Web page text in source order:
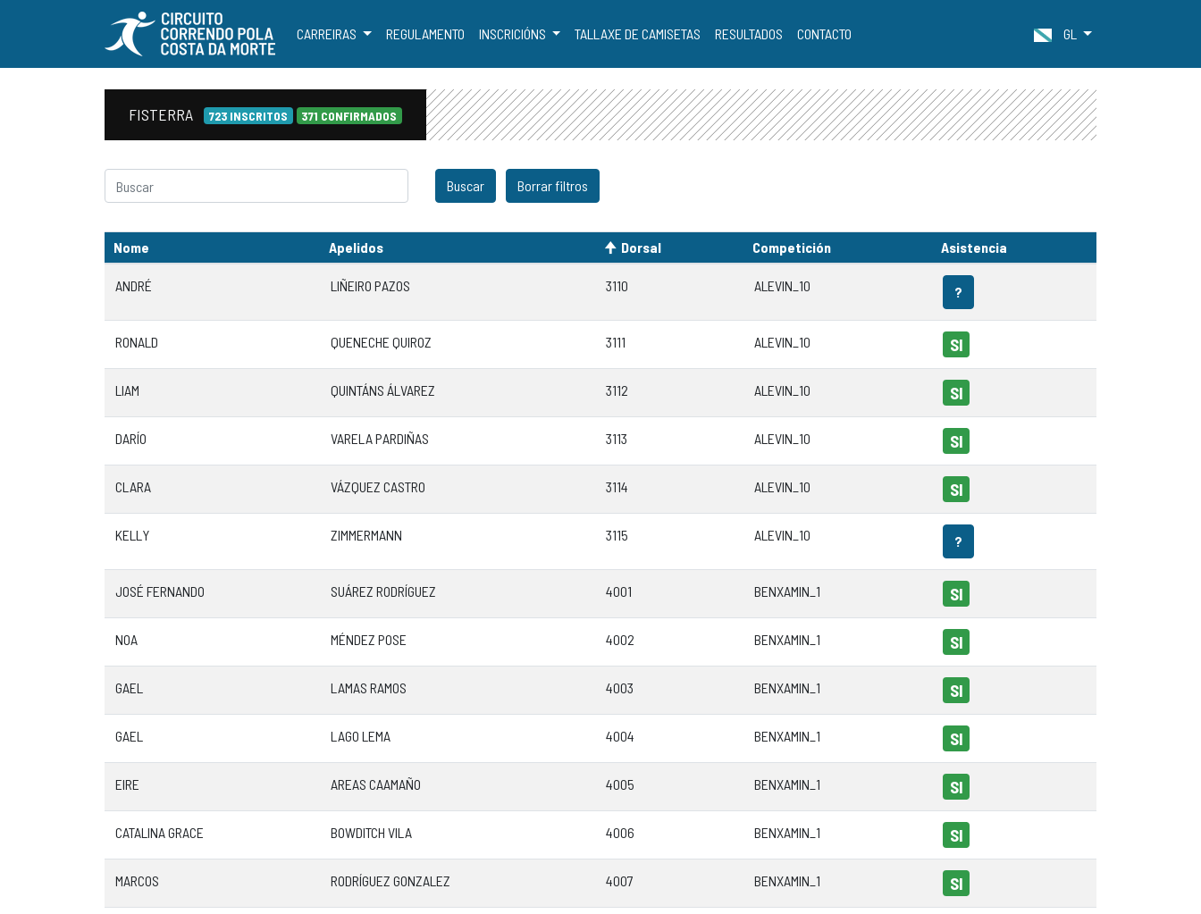
CARREIRAS REGULAMENTO INSCRICIÓNS TALLAXE DE CAMISETAS RESULTADOS CONTACTO GL
FISTERRA 723 INSCRITOS 371 CONFIRMADOS
Nome Apelidos Dorsal Competición Asistencia
ANDRÉ LIÑEIRO PAZOS 3110 ALEVIN_10 ?
RONALD QUENECHE QUIROZ 3111 ALEVIN_10 SI
LIAM QUINTÁNS ÁLVAREZ 3112 ALEVIN_10 SI
DARÍO VARELA PARDIÑAS 3113 ALEVIN_10 SI
CLARA VÁZQUEZ CASTRO 3114 ALEVIN_10 SI
KELLY ZIMMERMANN 3115 ALEVIN_10 ?
JOSÉ FERNANDO SUÁREZ RODRÍGUEZ 4001 BENXAMIN_1 SI
NOA MÉNDEZ POSE 4002 BENXAMIN_1 SI
GAEL LAMAS RAMOS 4003 BENXAMIN_1 SI
GAEL LAGO LEMA 4004 BENXAMIN_1 SI
EIRE AREAS CAAMAÑO 4005 BENXAMIN_1 SI
CATALINA GRACE BOWDITCH VILA 4006 BENXAMIN_1 SI
MARCOS RODRÍGUEZ GONZALEZ 4007 BENXAMIN_1 SI